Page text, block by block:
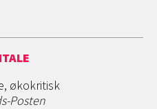
økokritisk
Posten